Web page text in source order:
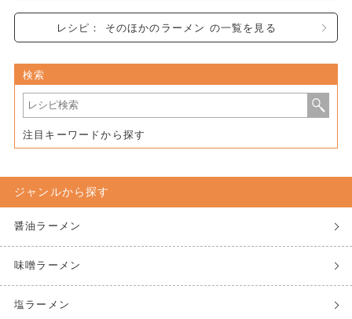
レシピ： そのほかのラーメン の一覧を見る
検索
注目キーワードから探す
ジャンルから探す
醤油ラーメン
味噌ラーメン
塩ラーメン